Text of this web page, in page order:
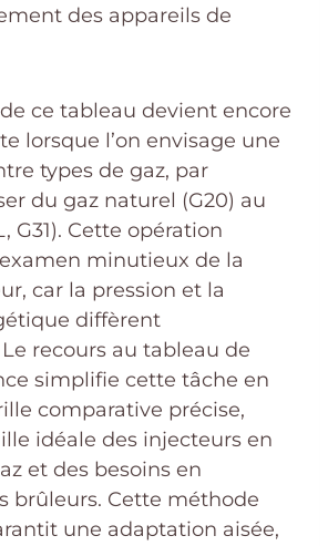
des appareils de
ce tableau devient encore
lorsque l’on envisage une
types de gaz, par
du gaz naturel (G20) au
G31). Cette opération
minutieux de la
car la pression et la
diffèrent
recours au tableau de
simplifie cette tâche en
comparative précise,
idéale des injecteurs en
et des besoins en
brûleurs. Cette méthode
une adaptation aisée,